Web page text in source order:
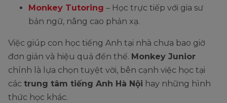
Monkey Tutoring – Học trực tiếp với gia sư
bản ngữ, nâng cao phản xạ.
Việc giúp con học tiếng Anh tại nhà chưa bao giờ
đơn giản và hiệu quả đến thế. Monkey Junior
chính là lựa chọn tuyệt vời, bên cạnh việc học tại
các trung tâm tiếng Anh Hà Nội hay những hình
thức học khác.